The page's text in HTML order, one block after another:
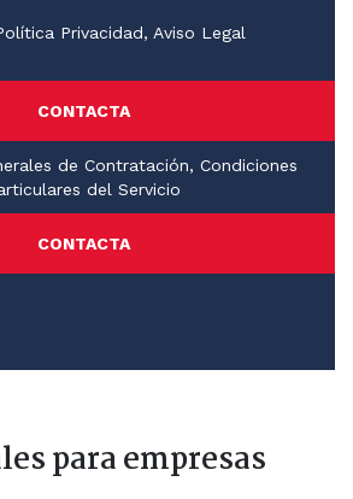
Privacidad, Aviso Legal
CONTACTA
de Contratación, Condiciones
del Servicio
CONTACTA
para empresas